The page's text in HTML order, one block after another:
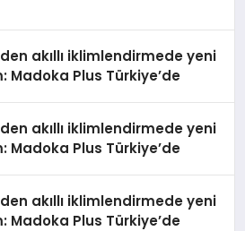
akıllı iklimlendirmede yeni
Madoka Plus Türkiye’de
akıllı iklimlendirmede yeni
Madoka Plus Türkiye’de
akıllı iklimlendirmede yeni
Madoka Plus Türkiye’de